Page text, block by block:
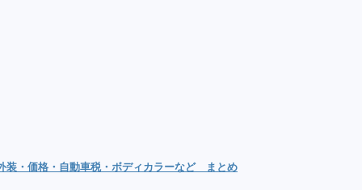
装・価格・自動車税・ボディカラーなど まとめ